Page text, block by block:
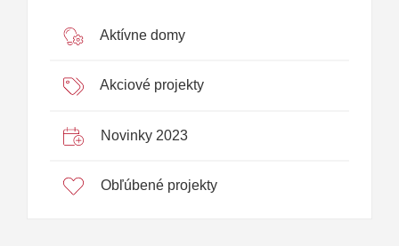
Aktívne domy
Akciové projekty
Novinky 2023
Obľúbené projekty